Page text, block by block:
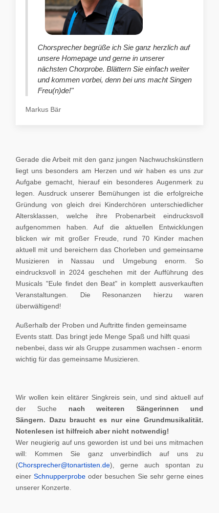
Chorsprecher begrüße ich Sie ganz herzlich auf
unsere Homepage und gerne in unserer
nächsten Chorprobe. Blättern Sie einfach weiter
und kommen vorbei, denn bei uns macht Singen
Freu(n)de!"
Markus Bär
Gerade die Arbeit mit den ganz jungen Nachwuchskünstlern
liegt uns besonders am Herzen und wir haben es uns zur
Aufgabe gemacht, hierauf ein besonderes Augenmerk zu
legen. Ausdruck unserer Bemühungen ist die erfolgreiche
Gründung von gleich drei Kinderchören unterschiedlicher
Altersklassen, welche ihre Probenarbeit eindrucksvoll
aufgenommen haben. Auf die aktuellen Entwicklungen
blicken wir mit großer Freude, rund 70 Kinder machen
aktuell mit und bereichern das Chorleben und gemeinsame
Musizieren in Nassau und Umgebung enorm. So
eindrucksvoll in 2024 geschehen mit der Aufführung des
Musicals "Eule findet den Beat" in komplett ausverkauften
Veranstaltungen. Die Resonanzen hierzu waren
überwältigend!
Außerhalb der Proben und Auftritte finden gemeinsame
Events statt. Das bringt jede Menge Spaß und hilft quasi
nebenbei, dass wir als Gruppe zusammen wachsen - enorm
wichtig für das gemeinsame Musizieren.
Wir wollen kein elitärer Singkreis sein, und sind aktuell auf
der Suche nach weiteren Sängerinnen und
Sängern. Dazu braucht es nur eine Grundmusikalität.
Notenlesen ist hilfreich aber nicht notwendig!
Wer neugierig auf uns geworden ist und bei uns mitmachen
will: Kommen Sie ganz unverbindlich auf uns zu
(Chorsprecher@tonartisten.de), gerne auch spontan zu
einerSchnupperprobe oder besuchen Sie sehr gerne eines
unserer Konzerte.